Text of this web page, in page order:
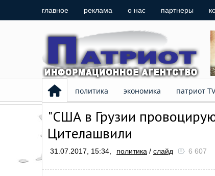
главное реклама о нас партнеры
политика экономика патриот TV
"США в Грузии
Цителашвили
31.07.2017, 15:34, политика / слайд 6 607